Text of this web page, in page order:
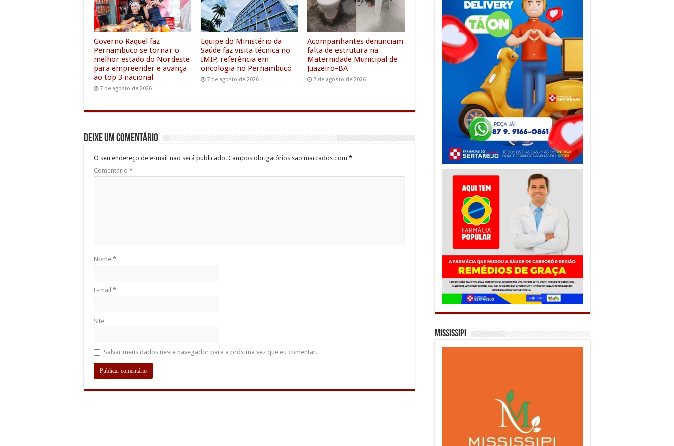
o
k
r
p
p
n
m
g
e
r
Governo Raquel faz
Pernambuco se tornar o
melhor estado do Nordeste
para empreender e avança
ao top 3 nacional
7 de agosto de 2026
Equipe do Ministério da
Saúde faz visita técnica no
IMIP, referência em
oncologia no Pernambuco
7 de agosto de 2026
Acompanhantes denunciam
falta de estrutura na
Maternidade Municipal de
Juazeiro-BA
7 de agosto de 2026
Deixe um comentário
O seu endereço de e-mail não será publicado. Campos obrigatórios são marcados com *
Comentário *
Nome *
E-mail *
Site
Salvar meus dados neste navegador para a próxima vez que eu comentar.
Mississipi